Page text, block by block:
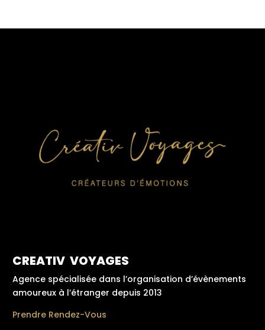
CREATIV VOYAGES
Agence spécialisée dans l’organisation d’évènements
amoureux à l’étranger depuis 2013
Prendre Rendez-Vous